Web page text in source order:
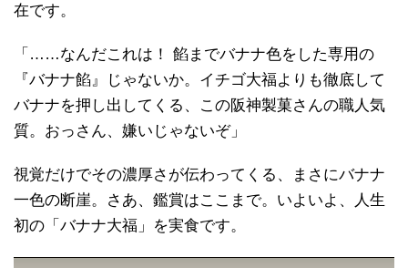
在です。
「……なんだこれは！ 餡までバナナ色をした専用の
『バナナ餡』じゃないか。イチゴ大福よりも徹底して
バナナを押し出してくる、この阪神製菓さんの職人気
質。おっさん、嫌いじゃないぞ」
視覚だけでその濃厚さが伝わってくる、まさにバナナ
一色の断崖。さあ、鑑賞はここまで。いよいよ、人生
初の「バナナ大福」を実食です。